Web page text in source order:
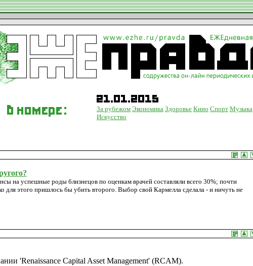
За рубежом Экономика Здоровье Кино Спорт Музыка
Искусство
на успешные роды близнецов по оценкам врачей составляли всего 30%; почти
для этого пришлось бы убить второго. Выбор свой Кармелла сделала - и ничуть не
'Renaissance Capital Asset Management' (RCAM).